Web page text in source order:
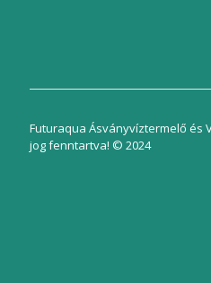
Futuraqua Ásványvíztermelő és
jog fenntartva! © 2024